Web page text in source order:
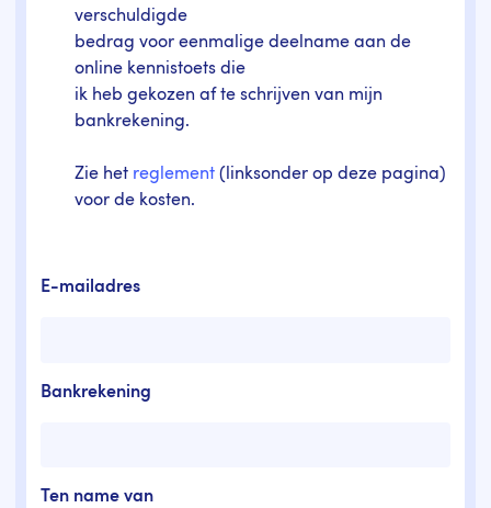
verschuldigde
bedrag voor eenmalige deelname aan de
online kennistoets die
ik heb gekozen af te schrijven van mijn
bankrekening.
Zie het reglement (linksonder op deze pagina)
voor de kosten.
E-mailadres
Bankrekening
Ten name van